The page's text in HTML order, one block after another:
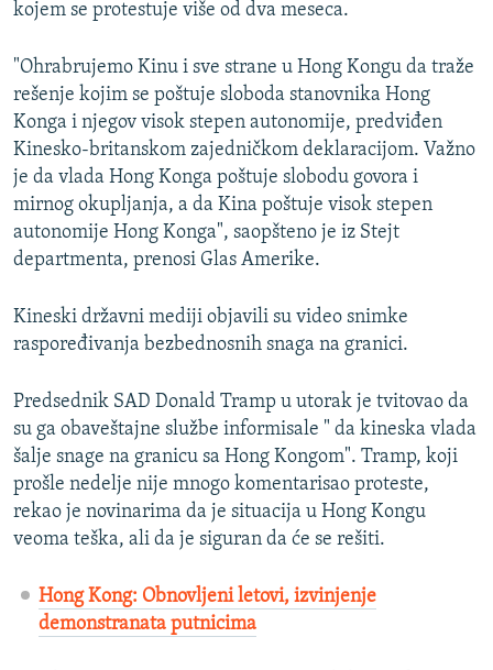
SVE KARTE DEJTONA
NASTANAK I RASPAD JUGOSLAVIJE
kojem se protestuje više od dva meseca.
"Ohrabrujemo Kinu i sve strane u Hong Kongu da traže
rešenje kojim se poštuje sloboda stanovnika Hong
Konga i njegov visok stepen autonomije, predviđen
Kinesko-britanskom zajedničkom deklaracijom. Važno
je da vlada Hong Konga poštuje slobodu govora i
mirnog okupljanja, a da Kina poštuje visok stepen
autonomije Hong Konga", saopšteno je iz Stejt
departmenta, prenosi Glas Amerike.
Kineski državni mediji objavili su video snimke
raspoređivanja bezbednosnih snaga na granici.
Predsednik SAD Donald Tramp u utorak je tvitovao da
su ga obaveštajne službe informisale " da kineska vlada
šalje snage na granicu sa Hong Kongom". Tramp, koji
prošle nedelje nije mnogo komentarisao proteste,
rekao je novinarima da je situacija u Hong Kongu
veoma teška, ali da je siguran da će se rešiti.
Hong Kong: Obnovljeni letovi, izvinjenje
demonstranata putnicima